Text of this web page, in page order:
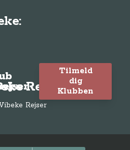
Rejser
Tilmeld
dig
Klubben